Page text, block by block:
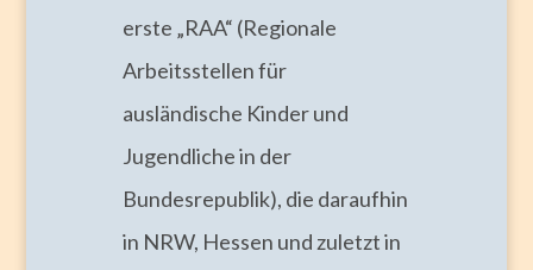
erste „RAA“ (Regionale
Arbeitsstellen für
ausländische Kinder und
Jugendliche in der
Bundesrepublik), die daraufhin
in NRW, Hessen und zuletzt in